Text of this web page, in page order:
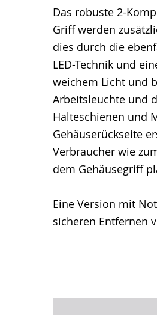
Das robuste 2-
Griff werden
dies durch die
LED-Technik und
weichem Licht und
Arbeitsleuchte und
Halteschienen und
Gehäuserückseite
Verbraucher wie
dem Gehäusegriff
Eine Version mit
sicheren Entfernen